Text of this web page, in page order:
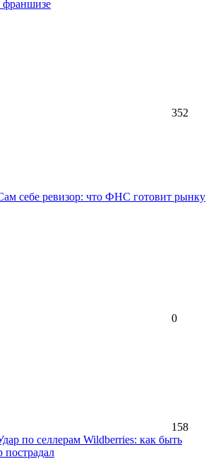
франшизе
352
себе ревизор: что ФНС готовит рынку
0
158
по селлерам Wildberries: как быть
пострадал